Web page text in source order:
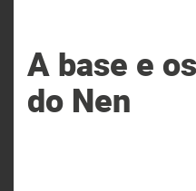
A base e
do Nen